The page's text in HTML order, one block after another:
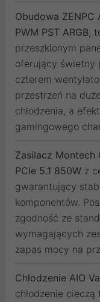
Obudowa ZENPC
PWM PST ARGB,
przeszklonym
oferujący świetny
czterem
przestrzeń na
chłodzenia, a
gamingowego
Zasilacz Montech
PCIe 5.1 850W z
gwarantujący
komponentów.
zgodność ze
wymagających
zapas mocy na
Chłodzenie AIO
chłodzenie